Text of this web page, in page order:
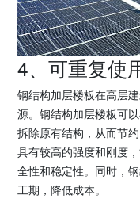
4、可重复使
钢结构加层楼板在高层
源。钢结构加层楼板可
拆除原有结构，从而节
具有较高的强度和刚度
全性和稳定性。同时，
工期，降低成本。